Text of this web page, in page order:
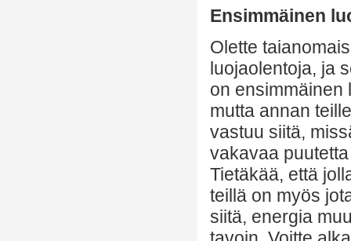
Ensimmäinen
Olette
luojaolentoja, ja
on ensimmäinen
mutta annan
vastuu siitä,
vakavaa
Tietäkää, että
teillä on myös
siitä, energia